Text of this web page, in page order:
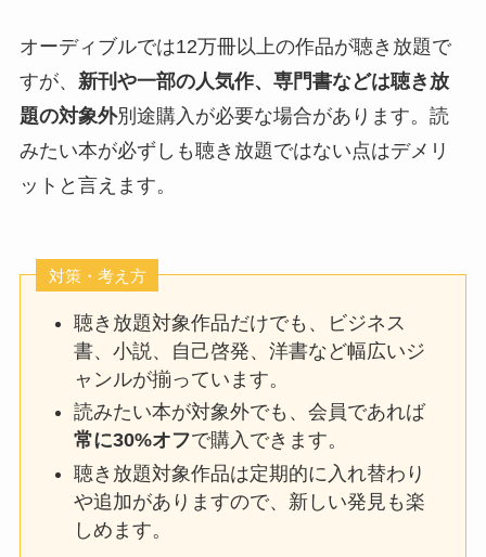
オーディブルでは12万冊以上の作品が聴き放題で
すが、 新刊や一部の人気作、専門書などは聴き放
題の対象外別途購入が必要な場合があります。読
みたい本が必ずしも聴き放題ではない点はデメリ
ットと言えます。
対策・考え方
聴き放題対象作品だけでも、ビジネス
書、小説、自己啓発、洋書など幅広いジ
ャンルが揃っています。
読みたい本が対象外でも、会員であれば
常に30%オフで購入できます。
聴き放題対象作品は定期的に入れ替わり
や追加がありますので、新しい発見も楽
しめます。